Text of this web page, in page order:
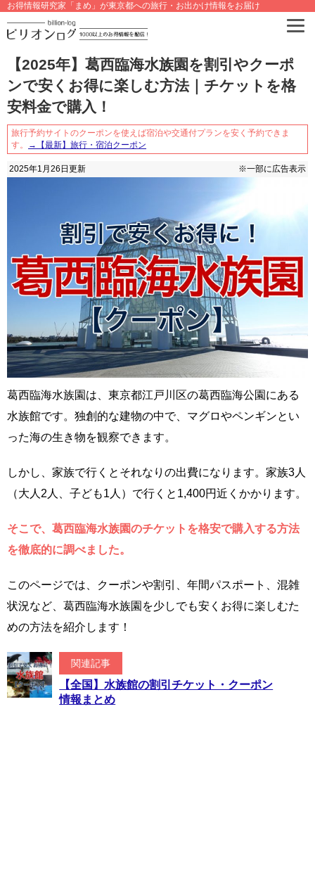
お得情報研究家「まめ」が東京都への旅行・お出かけ情報をお届け
【2025年】葛西臨海水族園を割引やクーポ
ンで安くお得に楽しむ方法｜チケットを格
安料金で購入！
旅行予約サイトのクーポンを使えば宿泊や交通付プランを安く予約できま
す。
→【最新】旅行・宿泊クーポン
2025年1月26日 更新 ※一部に広告表示
葛西臨海水族園は、東京都江戸川区の葛西臨海公園にある
水族館です。独創的な建物の中で、マグロやペンギンとい
った海の生き物を観察できます。
しかし、家族で行くとそれなりの出費になります。家族3人
（大人2人、子ども1人）で行くと1,400円近くかかります。
そこで、葛西臨海水族園のチケットを格安で購入する方法
を徹底的に調べました。
このページでは、クーポンや割引、年間パスポート、混雑
状況など、葛西臨海水族園を少しでも安くお得に楽しむた
めの方法を紹介します！
関連記事
【全国】水族館の割引チケット・クーポン
情報まとめ